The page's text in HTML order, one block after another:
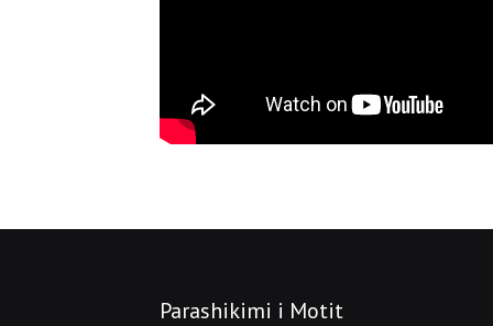
Parashikimi i Motit